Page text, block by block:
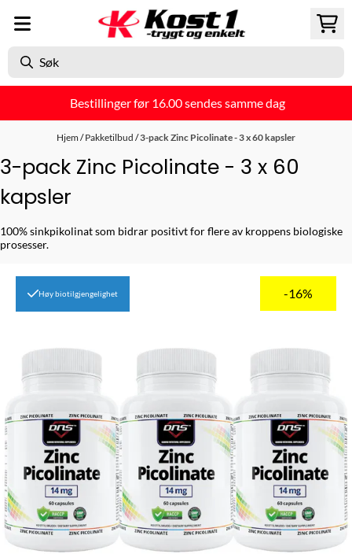
Hopp til innhold
Bestillinger før 16.00 sendes samme dag
Hjem/Pakketilbud /3-pack Zinc Picolinate - 3 x 60 kapsler
3-pack Zinc Picolinate - 3 x 60
kapsler
100% sinkpikolinat som bidrar positivt for flere av kroppens biologiske
prosesser.
-16%
Høy biotilgjengelighet